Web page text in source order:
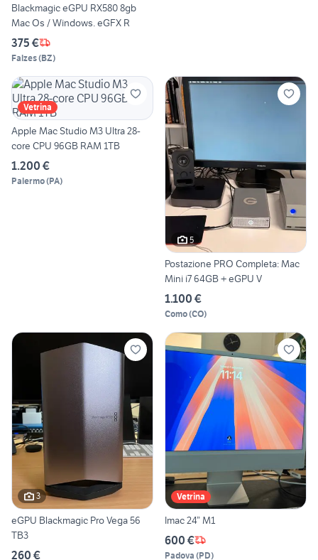
Blackmagic eGPU RX580 8gb
Mac Os / Windows. eGFX R
375 €
Falzes(BZ)
Vetrina
Apple Mac Studio M3 Ultra 28-
core CPU 96GB RAM 1TB
1.200 €
Palermo(PA)
5
Postazione PRO Completa: Mac
Mini i7 64GB + eGPU V
1.100 €
Como(CO)
3
eGPU Blackmagic Pro Vega 56
TB3
260 €
Vetrina
Imac 24” M1
600 €
Padova (PD)